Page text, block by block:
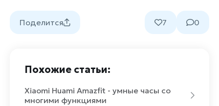
Поделится 7 0
Похожие статьи:
Xiaomi Huami Amazfit - умные часы со
многими функциями